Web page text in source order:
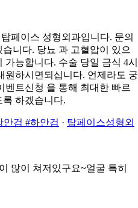
페이스 성형외과입니다. 문의
니다. 당뇨 과 고혈압이 있으
능합니다. 수술 당일 금식 4시
원하시면되십니다. 언제라도 궁
벤트신청 을 통해 최대한 빠르
하겠습니다.
안검 #하안검 · 탑페이스성형외
많이 쳐저있구요~얼굴 특히